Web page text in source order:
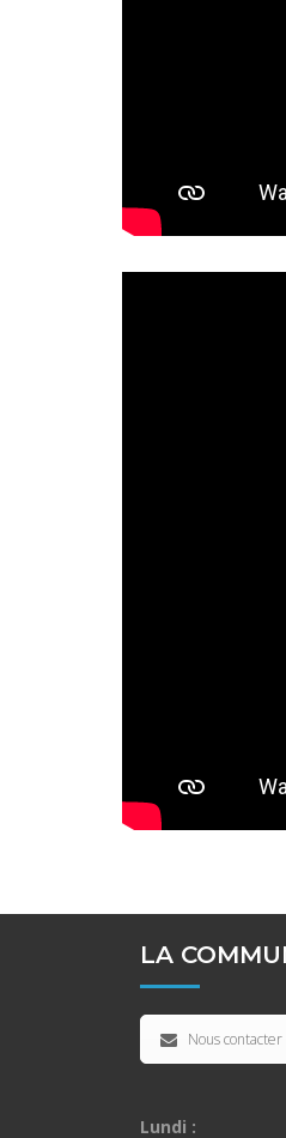
LA
Nous contacter
Lundi :